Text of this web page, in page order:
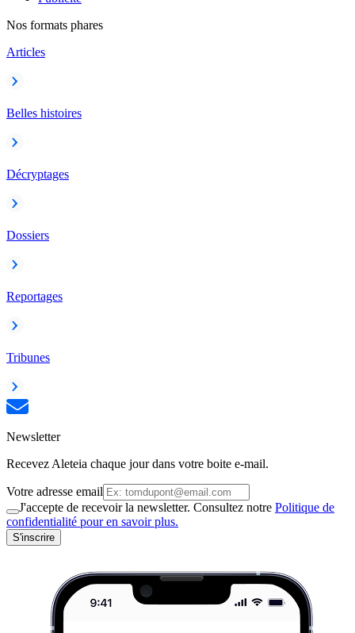
Nos formats phares
Articles
Belles histoires
Décryptages
Dossiers
Reportages
Tribunes
Newsletter
Recevez Aleteia chaque jour dans votre boite e-mail.
Votre adresse email
J'accepte de recevoir la newsletter. Consultez notre Politique de
confidentialité pour en savoir plus.
S'inscrire